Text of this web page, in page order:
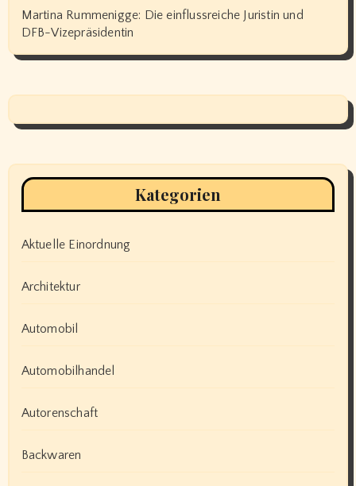
Martina Rummenigge: Die einflussreiche Juristin und
DFB-Vizepräsidentin
Kategorien
Aktuelle Einordnung
Architektur
Automobil
Automobilhandel
Autorenschaft
Backwaren